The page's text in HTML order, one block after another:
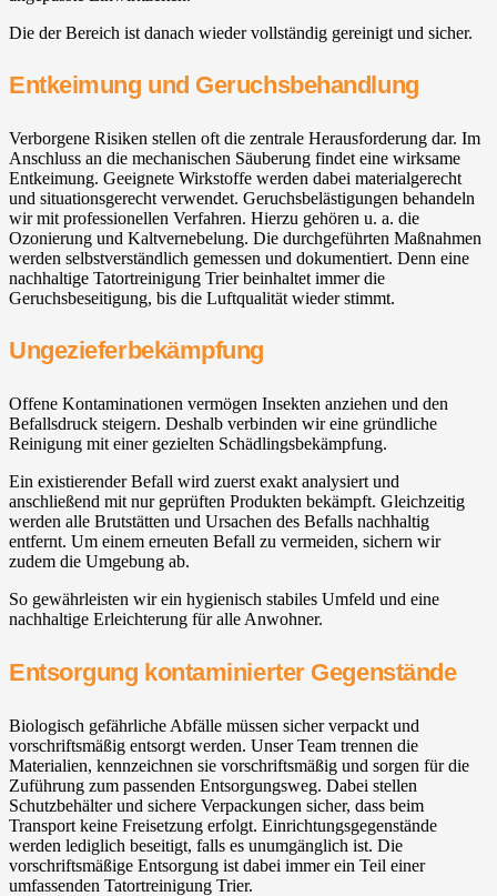
Die der Bereich ist danach wieder vollständig gereinigt und sicher.
Entkeimung und Geruchsbehandlung
Verborgene Risiken stellen oft die zentrale Herausforderung dar. Im
Anschluss an die mechanischen Säuberung findet eine wirksame
Entkeimung. Geeignete Wirkstoffe werden dabei materialgerecht
und situationsgerecht verwendet. Geruchsbelästigungen behandeln
wir mit professionellen Verfahren. Hierzu gehören u. a. die
Ozonierung und Kaltvernebelung. Die durchgeführten Maßnahmen
werden selbstverständlich gemessen und dokumentiert. Denn eine
nachhaltige Tatortreinigung Trier beinhaltet immer die
Geruchsbeseitigung, bis die Luftqualität wieder stimmt.
Ungezieferbekämpfung
Offene Kontaminationen vermögen Insekten anziehen und den
Befallsdruck steigern. Deshalb verbinden wir eine gründliche
Reinigung mit einer gezielten Schädlingsbekämpfung.
Ein existierender Befall wird zuerst exakt analysiert und
anschließend mit nur geprüften Produkten bekämpft. Gleichzeitig
werden alle Brutstätten und Ursachen des Befalls nachhaltig
entfernt. Um einem erneuten Befall zu vermeiden, sichern wir
zudem die Umgebung ab.
So gewährleisten wir ein hygienisch stabiles Umfeld und eine
nachhaltige Erleichterung für alle Anwohner.
Entsorgung kontaminierter Gegenstände
Biologisch gefährliche Abfälle müssen sicher verpackt und
vorschriftsmäßig entsorgt werden. Unser Team trennen die
Materialien, kennzeichnen sie vorschriftsmäßig und sorgen für die
Zuführung zum passenden Entsorgungsweg. Dabei stellen
Schutzbehälter und sichere Verpackungen sicher, dass beim
Transport keine Freisetzung erfolgt. Einrichtungsgegenstände
werden lediglich beseitigt, falls es unumgänglich ist. Die
vorschriftsmäßige Entsorgung ist dabei immer ein Teil einer
umfassenden Tatortreinigung Trier.